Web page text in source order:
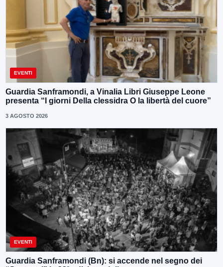
EVENTI
Guardia Sanframondi, a Vinalia Libri Giuseppe Leone
presenta “I giorni Della clessidra O la libertà del cuore”
3 AGOSTO 2026
EVENTI
Guardia Sanframondi (Bn): si accende nel segno dei